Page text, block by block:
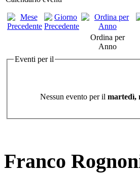
Ordina per
Anno
Eventi per il
Nessun evento per il martedì,
Franco